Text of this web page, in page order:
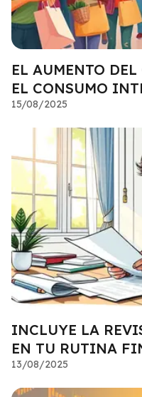
EL AUMENTO
EL CONSUMO
15/08/2025
INCLUYE LA
EN TU RUTINA
13/08/2025